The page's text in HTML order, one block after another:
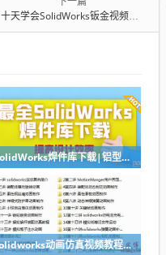
十天学会SolidWorks钣金视频教程第二天：草图基础学习与巩固
SolidWorks焊件库下载|铝型材库下载|附sw焊件库添加配置使用教程
solidworks动画仿真视频教程-学SolidWorks动画必看视频